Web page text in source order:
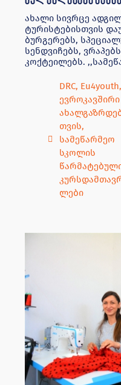
ახალი სივრცე
ტურისტებისთვის
ბურგერებს,
სენდვიჩებს,
კოქტეილებს.
DRC, Eu4youth,
ევროკავშირი
თვის,
სამეწარმეო
სკოლის
ლები